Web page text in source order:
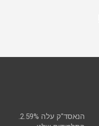
הנאסד"ק עלה 2.59%.